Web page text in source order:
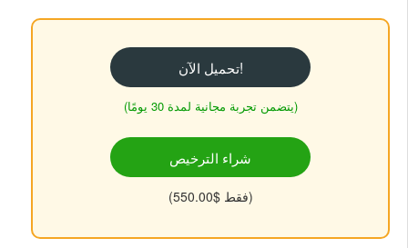
تحميل الآن!
(يتضمن تجربة مجانية لمدة 30 يومًا)
شراء الترخيص
(فقط $550.00)